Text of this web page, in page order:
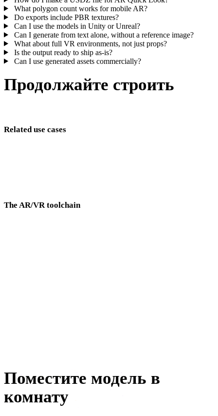
What polygon count works for mobile AR?
Do exports include PBR textures?
Can I use the models in Unity or Unreal?
Can I generate from text alone, without a reference image?
What about full VR environments, not just props?
Is the output ready to ship as-is?
Can I use generated assets commercially?
Продолжайте строить
Related use cases
The AR/VR toolchain
Поместите модель в
комнату